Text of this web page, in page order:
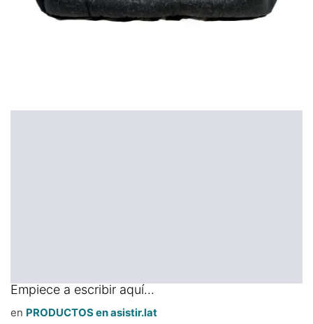
Empiece a escribir aquí...
en PRODUCTOS en asistir.lat